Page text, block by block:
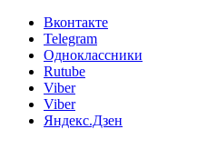
Вконтакте
Telegram
Одноклассники
Rutube
Viber
Viber
Яндекс.Дзен